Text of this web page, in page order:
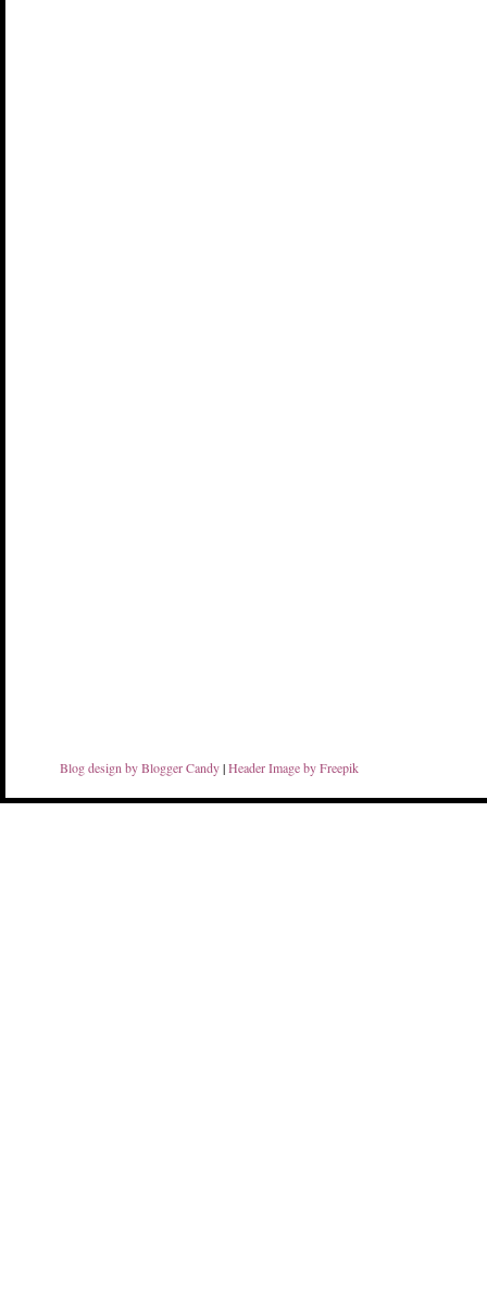
Blog design by Blogger Candy|Header Image by Freepik